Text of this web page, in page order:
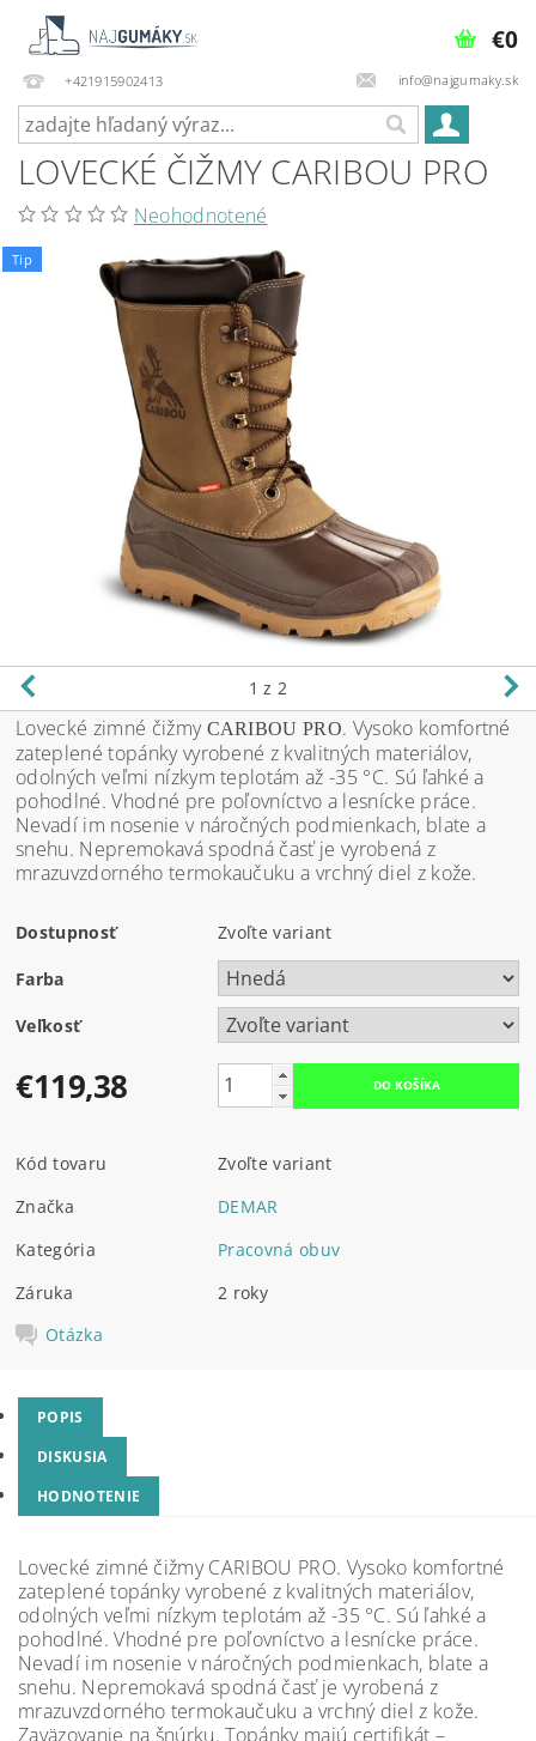
+421915902413 info@najgumaky.sk
€0
LOVECKÉ ČIŽMY CARIBOU PRO
Neohodnotené
Tip
1 z 2
Lovecké zimné čižmy CARIBOU PRO. Vysoko komfortné
zateplené topánky vyrobené z kvalitných materiálov,
odolných veľmi nízkym teplotám až -35 °C. Sú ľahké a
pohodlné. Vhodné pre poľovníctvo a lesnícke práce.
Nevadí im nosenie v náročných podmienkach, blate a
snehu. Nepremokavá spodná časť je vyrobená z
mrazuvzdorného termokaučuku a vrchný diel z kože.
Dostupnosť Zvoľte variant
Farba
Veľkosť
€119,38
Kód tovaru
Zvoľte variant
Značka
DEMAR
Kategória
Pracovná obuv
Záruka
2 roky
Otázka
POPIS
DISKUSIA
HODNOTENIE
Lovecké zimné čižmyCARIBOU PRO. Vysoko komfortné
zateplené topánky vyrobené z kvalitných materiálov,
odolných veľmi nízkym teplotám až -35 °C. Sú ľahké a
pohodlné. Vhodné pre poľovníctvo a lesnícke práce.
Nevadí im nosenie v náročných podmienkach, blate a
snehu. Nepremokavá spodná časť je vyrobená z
mrazuvzdorného termokaučuku a vrchný diel z kože.
Zaväzovanie na šnúrku. Topánky majú certifikát –